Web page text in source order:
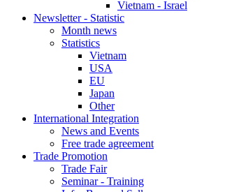
Vietnam - Israel
Newsletter - Statistic
Month news
Statistics
Vietnam
USA
EU
Japan
Other
International Integration
News and Events
Free trade agreement
Trade Promotion
Trade Fair
Seminar - Training